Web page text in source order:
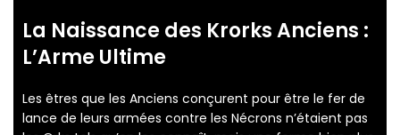
La Naissance des Krorks Anciens :
L’Arme Ultime
Les êtres que les Anciens conçurent pour être le fer de
lance de leurs armées contre les Nécrons n’étaient pas